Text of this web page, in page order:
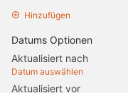
Hinzufügen
Datums Optionen
Aktualisiert nach
Datum auswählen
Aktualisiert vor